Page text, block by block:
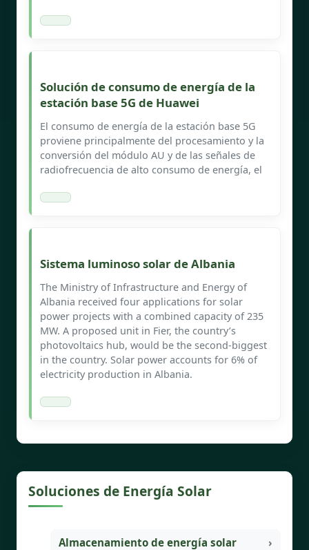
Solución de consumo de energía de la
estación base 5G de Huawei
El consumo de energía de la estación base 5G
proviene principalmente del procesamiento y la
conversión del módulo AU y de las señales de
radiofrecuencia de alto consumo de energía, el
Sistema luminoso solar de Albania
The Ministry of Infrastructure and Energy of
Albania received four applications for solar
power projects with a combined capacity of 235
MW. A proposed unit in Fier, the country’s
photovoltaics hub, would be the second-biggest
in the country. Solar power accounts for 6% of
electricity production in Albania.
Soluciones de Energía Solar
Almacenamiento de energía solar